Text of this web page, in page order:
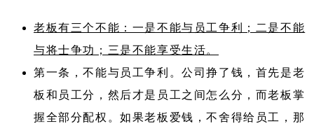
老板有三个不能：一是不能与员工争利；二是不能
与将士争功；三是不能享受生活。
第一条，不能与员工争利。公司挣了钱，首先是老
板和员工分，然后才是员工之间怎么分，而老板掌
握全部分配权。如果老板爱钱，不舍得给员工，那